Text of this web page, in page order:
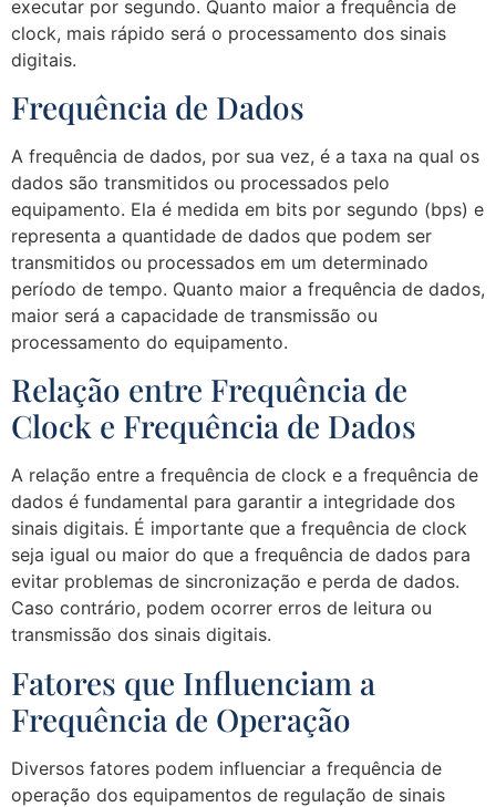
executar por segundo. Quanto maior a frequência de
clock, mais rápido será o processamento dos sinais
digitais.
Frequência de Dados
A frequência de dados, por sua vez, é a taxa na qual os
dados são transmitidos ou processados pelo
equipamento. Ela é medida em bits por segundo (bps) e
representa a quantidade de dados que podem ser
transmitidos ou processados em um determinado
período de tempo. Quanto maior a frequência de dados,
maior será a capacidade de transmissão ou
processamento do equipamento.
Relação entre Frequência de
Clock e Frequência de Dados
A relação entre a frequência de clock e a frequência de
dados é fundamental para garantir a integridade dos
sinais digitais. É importante que a frequência de clock
seja igual ou maior do que a frequência de dados para
evitar problemas de sincronização e perda de dados.
Caso contrário, podem ocorrer erros de leitura ou
transmissão dos sinais digitais.
Fatores que Influenciam a
Frequência de Operação
Diversos fatores podem influenciar a frequência de
operação dos equipamentos de regulação de sinais